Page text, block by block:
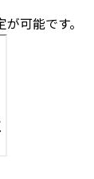
可能です。